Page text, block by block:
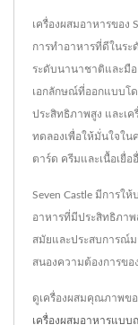
เครื่องผสมอาหารของ
การทำอาหารที่ดีในร
ระดับนานาชาติและมือ
เอกลักษณ์ที่ออกแบบโ
ประสิทธิภาพสูง และเ
ทดลองเพื่อให้มั่นใจใ
ตาร์ด ครีมและเนื้อเยื่อ
Seven Castle มีการใ
อาหารที่มีประสิทธิภา
สมัยและประสบการณ์ม
สนองความต้องการขอ
ดูเครื่องผสมคุณภาพขอ
เครื่องผสมอาหารแบบ